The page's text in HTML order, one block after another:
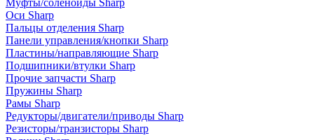
Муфты/соленоиды Sharp
Оси Sharp
Пальцы отделения Sharp
Панели управления/кнопки Sharp
Пластины/направляющие Sharp
Подшипники/втулки Sharp
Прочие запчасти Sharp
Пружины Sharp
Рамы Sharp
Редукторы/двигатели/приводы Sharp
Резисторы/транзисторы Sharp